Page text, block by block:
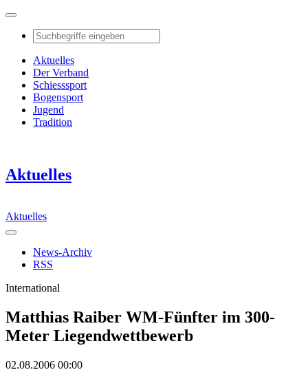
Aktuelles
Der Verband
Schiesssport
Bogensport
Jugend
Tradition
Aktuelles
Aktuelles
News-Archiv
RSS
International
Matthias Raiber WM-Fünfter im 300-
Meter Liegendwettbewerb
02.08.2006 00:00